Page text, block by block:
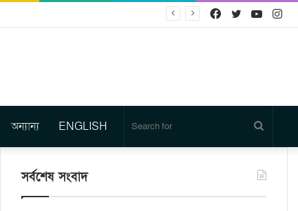
Twitter
Facebook
অন্যান্য ENGLISH
for
সর্বশেষ সংবাদ